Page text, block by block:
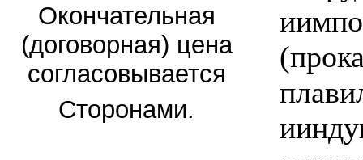
Окончательная
(договорная) цена
согласовывается
Сторонами.